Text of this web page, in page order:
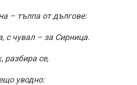
– тълпа от дългове:
с чувал – за Сирница.
разбира се,
уводно: